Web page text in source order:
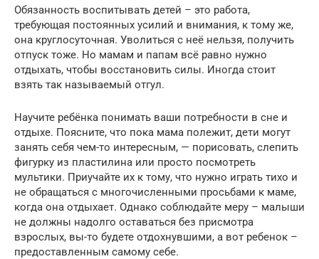
Обязанность воспитывать детей – это работа,
требующая постоянных усилий и внимания, к тому же,
она круглосуточная. Уволиться с неё нельзя, получить
отпуск тоже. Но мамам и папам всё равно нужно
отдыхать, чтобы восстановить силы. Иногда стоит
взять так называемый отгул.
Научите ребёнка понимать ваши потребности в сне и
отдыхе. Поясните, что пока мама полежит, дети могут
занять себя чем-то интересным, — порисовать, слепить
фигурку из пластилина или просто посмотреть
мультики. Приучайте их к тому, что нужно играть тихо и
не обращаться с многочисленными просьбами к маме,
когда она отдыхает. Однако соблюдайте меру – малыши
не должны надолго оставаться без присмотра
взрослых, вы-то будете отдохнувшими, а вот ребенок –
предоставленным самому себе.